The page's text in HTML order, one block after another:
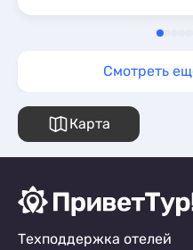
Смотреть
Карта
Техподдержка отелей